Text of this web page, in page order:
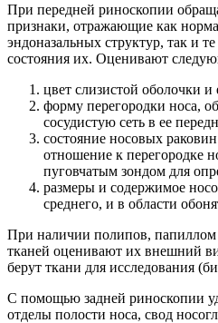
При передней риноскопии
признаки, отражающие как
эндоназальных структур, так и
состояния их. Оценивают
цвет слизистой оболочки и
форму перегородки носа,
сосудистую сеть в ее
состояние носовых
отношение к перегородке
пуговчатым зондом для
размеры и содержимое
среднего, и в области
При наличии полипов, папиллом
тканей оценивают их внешний
берут ткани для исследования
С помощью задней риноскопии
отделы полости носа, свод